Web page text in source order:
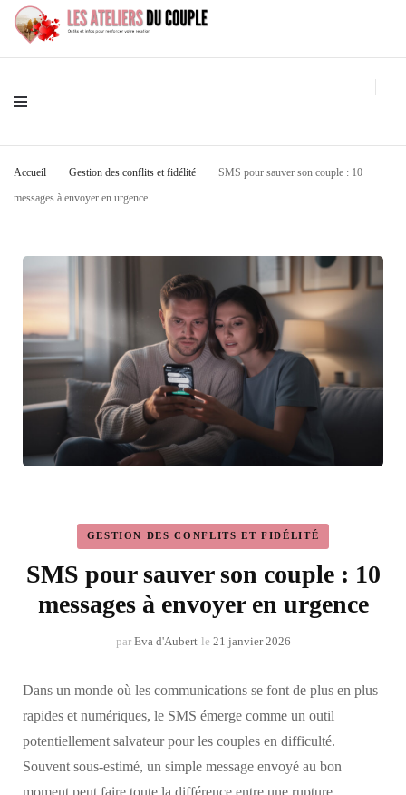
Les Ateliers Du Couple
Outils et infos pour renforcer votre relation
Accueil Gestion des conflits et fidélité
SMS pour sauver son couple : 10
messages à envoyer en urgence
GESTION DES CONFLITS ET FIDÉLITÉ
SMS pour sauver son couple : 10
messages à envoyer en urgence
par Eva d'Aubert le 21 janvier 2026
Dans un monde où les communications se font de plus en plus
rapides et numériques, le SMS émerge comme un outil
potentiellement salvateur pour les couples en difficulté.
Souvent sous-estimé, un simple message envoyé au bon
moment peut faire toute la différence entre une rupture